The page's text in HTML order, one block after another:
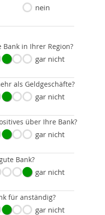
nein
Bank in Ihrer Region?
gar nicht
als Geldgeschäfte?
gar nicht
über Ihre Bank?
gar nicht
Bank?
gar nicht
für anständig?
gar nicht